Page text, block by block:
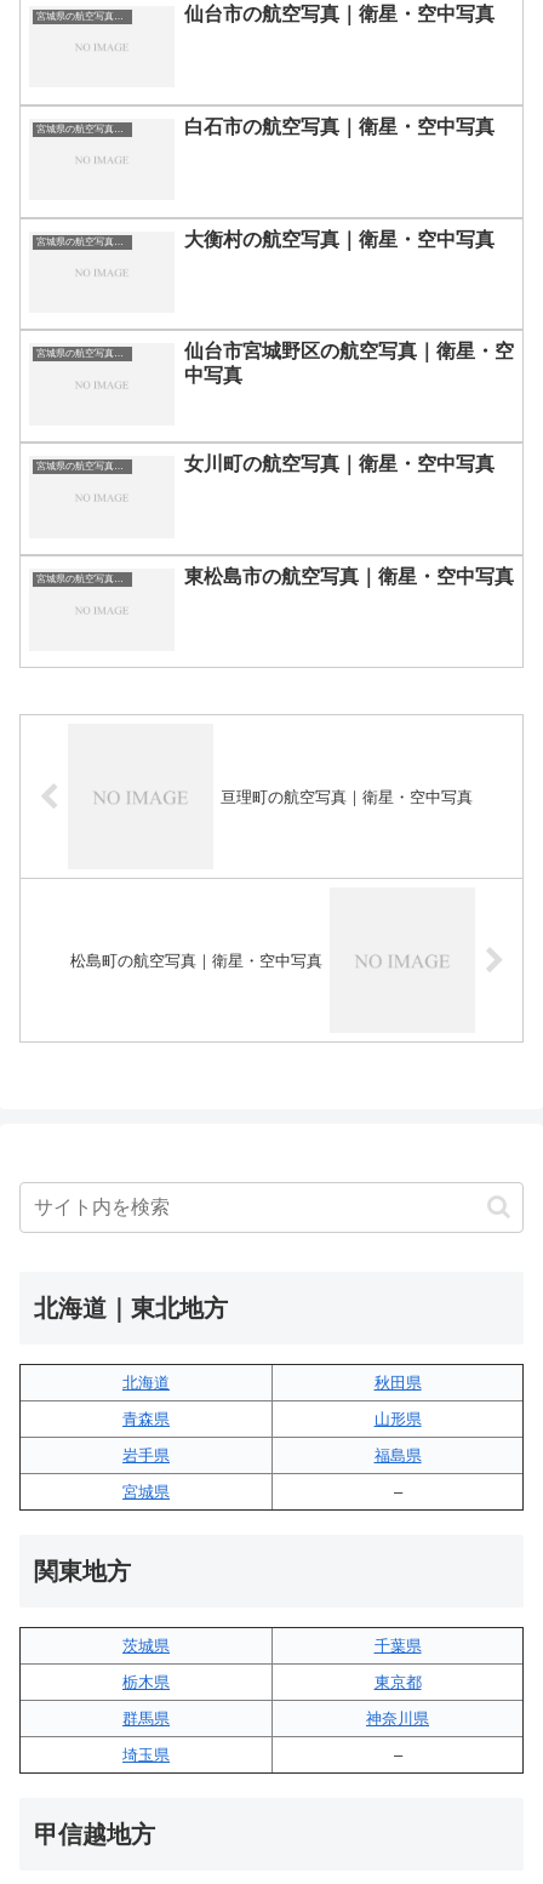
仙台市の航空写真｜衛星・空中写真
白石市の航空写真｜衛星・空中写真
大衡村の航空写真｜衛星・空中写真
宮城県の航空写真・空中写真
仙台市宮城野区の航空写真｜衛星・空
中写真
宮城県の航空写真・空中写真 女川町の航空写真｜衛星・空中写真
宮城県の航空写真・空中写真 東松島市の航空写真｜衛星・空中写真
亘理町の航空写真｜衛星・空中写真
松島町の航空写真｜衛星・空中写真
北海道｜東北地方
北海道
秋田県
青森県
山形県
岩手県
福島県
宮城県
–
関東地方
茨城県
千葉県
栃木県
東京都
群馬県
神奈川県
埼玉県
–
甲信越地方